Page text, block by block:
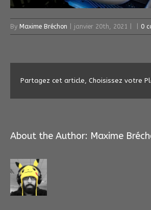
By Maxime Bréchon janvier 20th, 2021 0
Partagez cet article, Choisissez votre
About the Author: Maxime